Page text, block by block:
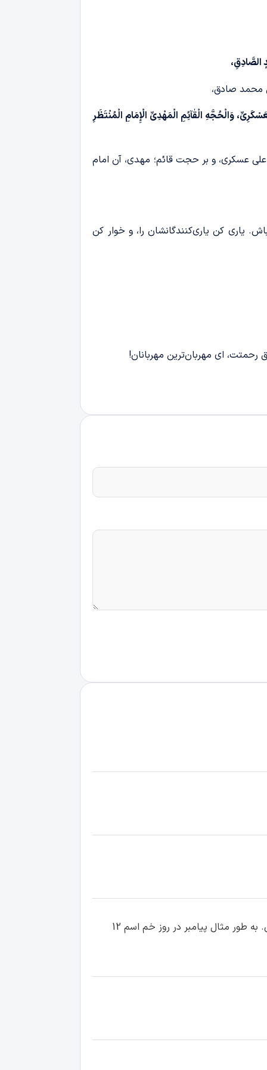
الصَّادِقِ،
محمد صادق،
وَالْحُجَّهِ الْقٰآئِمِ الْمَهْدِیِّ الْإِمَامِ الْمُنْتَظَرِ
عسکری، و بر حجت قائم؛ مهدی، آن امام
یاری کن یاری‌کنندگانشان را، و خوار کن
رحمتت، ای مهربان‌ترین مهربانان!
سلام بله و البته این مساله اصلا عجیب نیست. ائمه (علیهم‌السلام) بارها اسم امامن بعد از خودشون رو عنوان کردن. به طور مثال پیامبر در روز خم اسم 12